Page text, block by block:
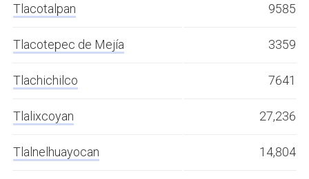
Tlacotalpan 9585
Tlacotepec de Mejía 3359
Tlachichilco 7641
Tlalixcoyan 27,236
Tlalnelhuayocan 14,804